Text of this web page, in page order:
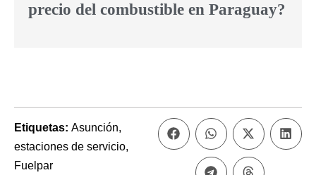
precio del combustible en Paraguay?
Etiquetas: Asunción,
estaciones de servicio,
Fuelpar